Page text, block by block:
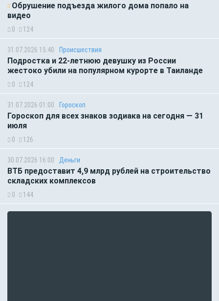
Обрушение подъезда жилого дома попало на
видео
0 124
31.07.2026 15:40 Происшествия
Подростка и 22-летнюю девушку из России
жестоко убили на популярном курорте в Таиланде
0 124
31.07.2026 01:00 Гороскоп
Гороскоп для всех знаков зодиака на сегодня — 31
июля
0 126
30.07.2026 16:00 Деньги
ВТБ предоставит 4,9 млрд рублей на строительство
складских комплексов
0 144